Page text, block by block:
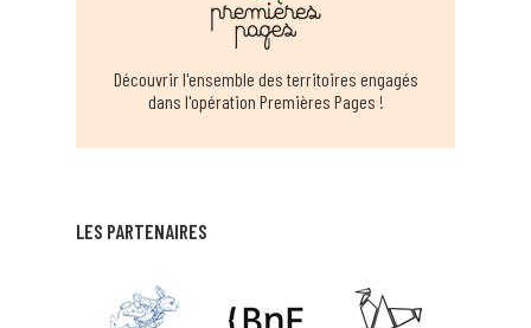
LES PARTENAIRES
Découvrir l'ensemble des territoires engagés
dans l'opération Premières Pages !